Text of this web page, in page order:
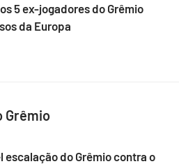
5 ex-jogadores do Grêmio
da Europa
Grêmio
escalação do Grêmio contra o